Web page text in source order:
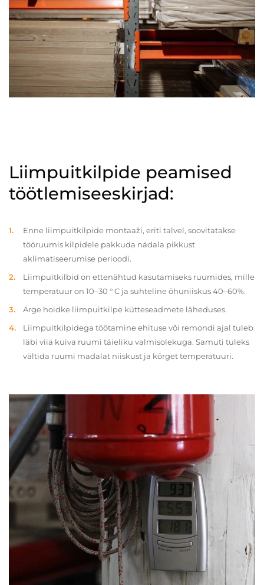
Liimpuitkilpide peamised
töötlemiseeskirjad:
Enne liimpuitkilpide montaaži, eriti talvel, soovitatakse
tööruumis kilpidele pakkuda nädala pikkust
aklimatiseerumise perioodi.
Liimpuitkilbid on ettenähtud kasutamiseks ruumides, mille
temperatuur on 10–30 ° C ja suhteline õhuniiskus 40–60%.
Ärge hoidke liimpuitkilpe kütteseadmete läheduses.
Liimpuitkilpidega töötamine ehituse või remondi ajal tuleb
läbi viia kuiva ruumi täieliku valmisolekuga. Samuti tuleks
vältida ruumi madalat niiskust ja kõrget temperatuuri.